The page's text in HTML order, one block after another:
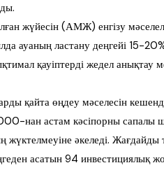
жүйесін (АМЖ) енгізу
ауаның ластану деңгейі 15-
қауіптерді жедел
қайта өңдеу мәселесін
нан астам кәсіпорны сапалы
жүктелмеуіне әкеледі.
асатын 94 инвестициялық